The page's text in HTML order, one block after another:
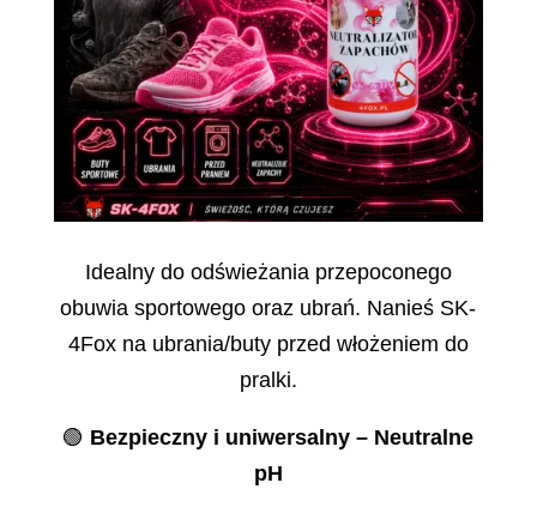
Idealny do odświeżania przepoconego
obuwia sportowego oraz ubrań. Nanieś SK-
4Fox na ubrania/buty przed włożeniem do
pralki.
🟢 Bezpieczny i uniwersalny – Neutralne
pH